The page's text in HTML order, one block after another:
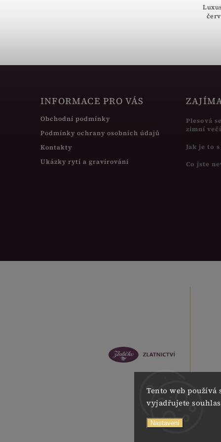
Tento web
vyjadřujete
Nastavení
INFORMACE PRO VÁS
Obchodní podmínky
Podmínky ochrany osobních údajů
Kontakty
Ukázky rytí a gravírování
Plesová
zimní
Jak je to
Co jste